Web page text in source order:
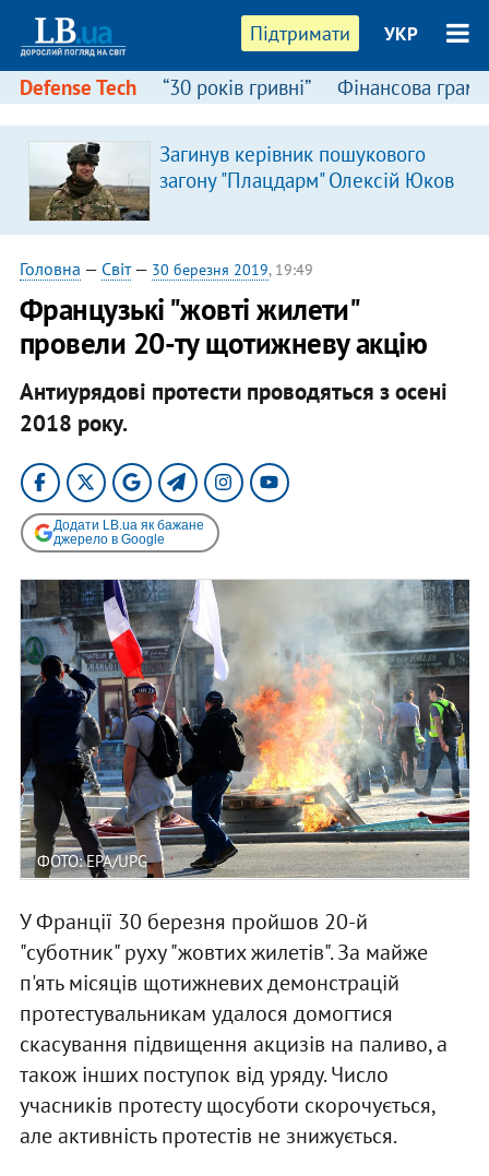
Підтримати УКР
Defense Tech “30 років гривні” Фінансова
Загинув керівник пошукового
загону "Плацдарм" Олексій Юков
Головна — Світ— 30 березня 2019, 19:49
Французькі "жовті жилети"
провели 20-ту щотижневу акцію
Антиурядові протести проводяться з осені
2018 року.
Додати LB.ua як бажане
джерело в Google
ФОТО: EPA/UPG
У Франції 30 березня пройшов 20-й
"суботник" руху "жовтих жилетів". За майже
п'ять місяців щотижневих демонстрацій
протестувальникам удалося домогтися
скасування підвищення акцизів на паливо, а
також інших поступок від уряду. Число
учасників протесту щосуботи скорочується,
але активність протестів не знижується.